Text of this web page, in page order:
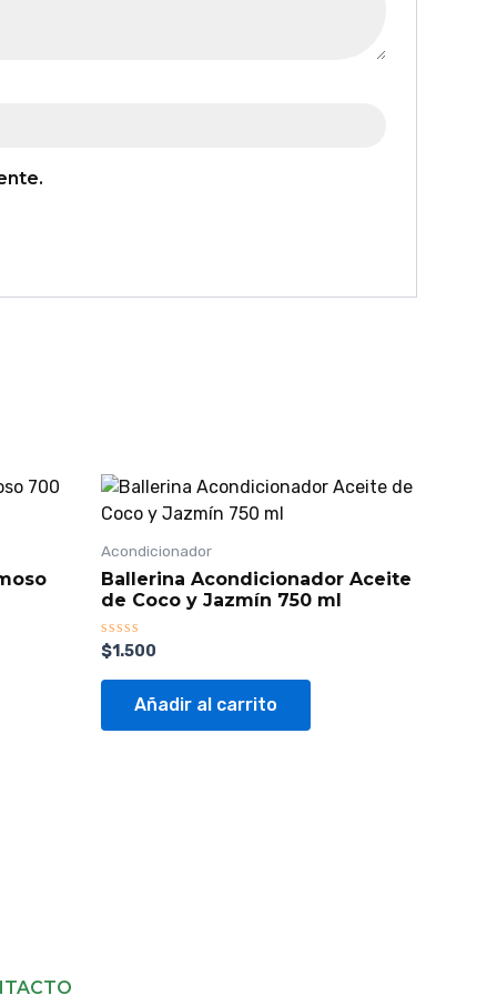
Acondicionador
Ballerina Acondicionador Aceite
de Coco y Jazmín 750 ml
Valorado
con
0
$1.500
Añadir al carrito